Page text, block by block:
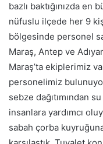
bazlı baktığınızda en
nüfuslu ilçede her 9
bölgesinde personel
Maraş, Antep ve
Maraş’ta ekiplerimiz
personelimiz
sebze dağıtımından
insanlara yardımcı
sabah çorba